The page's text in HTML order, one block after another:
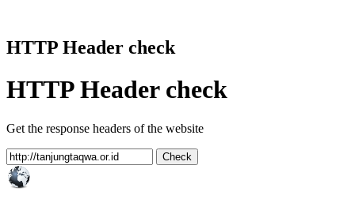
HTTP Header check
HTTP Header check
Get the response headers of the website
Check